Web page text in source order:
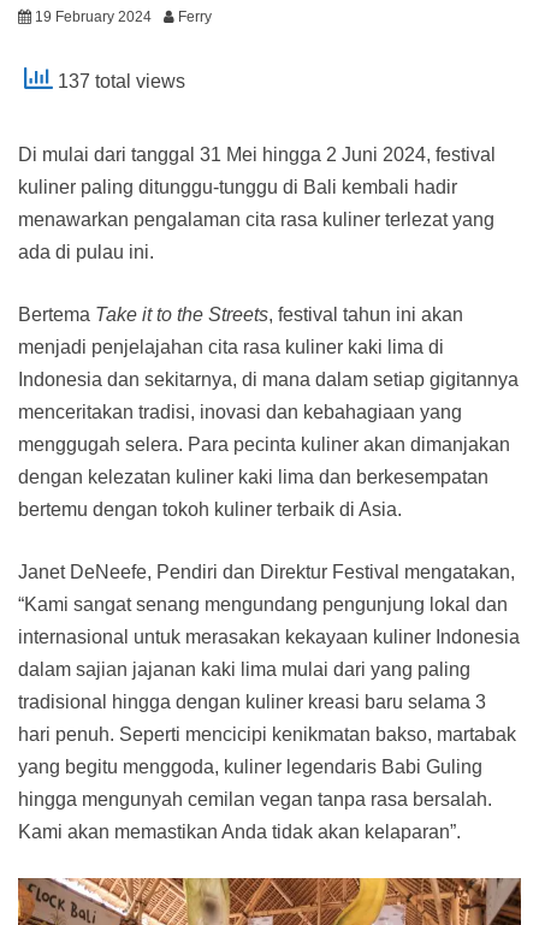
19 February 2024 Ferry
137 total views
Di mulai dari tanggal 31 Mei hingga 2 Juni 2024, festival
kuliner paling ditunggu-tunggu di Bali kembali hadir
menawarkan pengalaman cita rasa kuliner terlezat yang
ada di pulau ini.
Bertema Take it to the Streets, festival tahun ini akan
menjadi penjelajahan cita rasa kuliner kaki lima di
Indonesia dan sekitarnya, di mana dalam setiap gigitannya
menceritakan tradisi, inovasi dan kebahagiaan yang
menggugah selera. Para pecinta kuliner akan dimanjakan
dengan kelezatan kuliner kaki lima dan berkesempatan
bertemu dengan tokoh kuliner terbaik di Asia.
Janet DeNeefe, Pendiri dan Direktur Festival mengatakan,
“Kami sangat senang mengundang pengunjung lokal dan
internasional untuk merasakan kekayaan kuliner Indonesia
dalam sajian jajanan kaki lima mulai dari yang paling
tradisional hingga dengan kuliner kreasi baru selama 3
hari penuh. Seperti mencicipi kenikmatan bakso, martabak
yang begitu menggoda, kuliner legendaris Babi Guling
hingga mengunyah cemilan vegan tanpa rasa bersalah.
Kami akan memastikan Anda tidak akan kelaparan”.